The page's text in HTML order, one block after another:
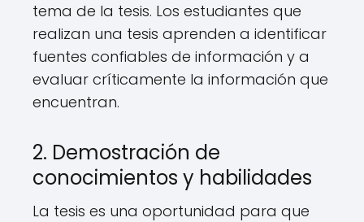
tema de la tesis. Los estudiantes que
realizan una tesis aprenden a identificar
fuentes confiables de información y a
evaluar críticamente la información que
encuentran.
2. Demostración de
conocimientos y habilidades
La tesis es una oportunidad para que